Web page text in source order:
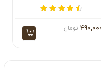
تومان